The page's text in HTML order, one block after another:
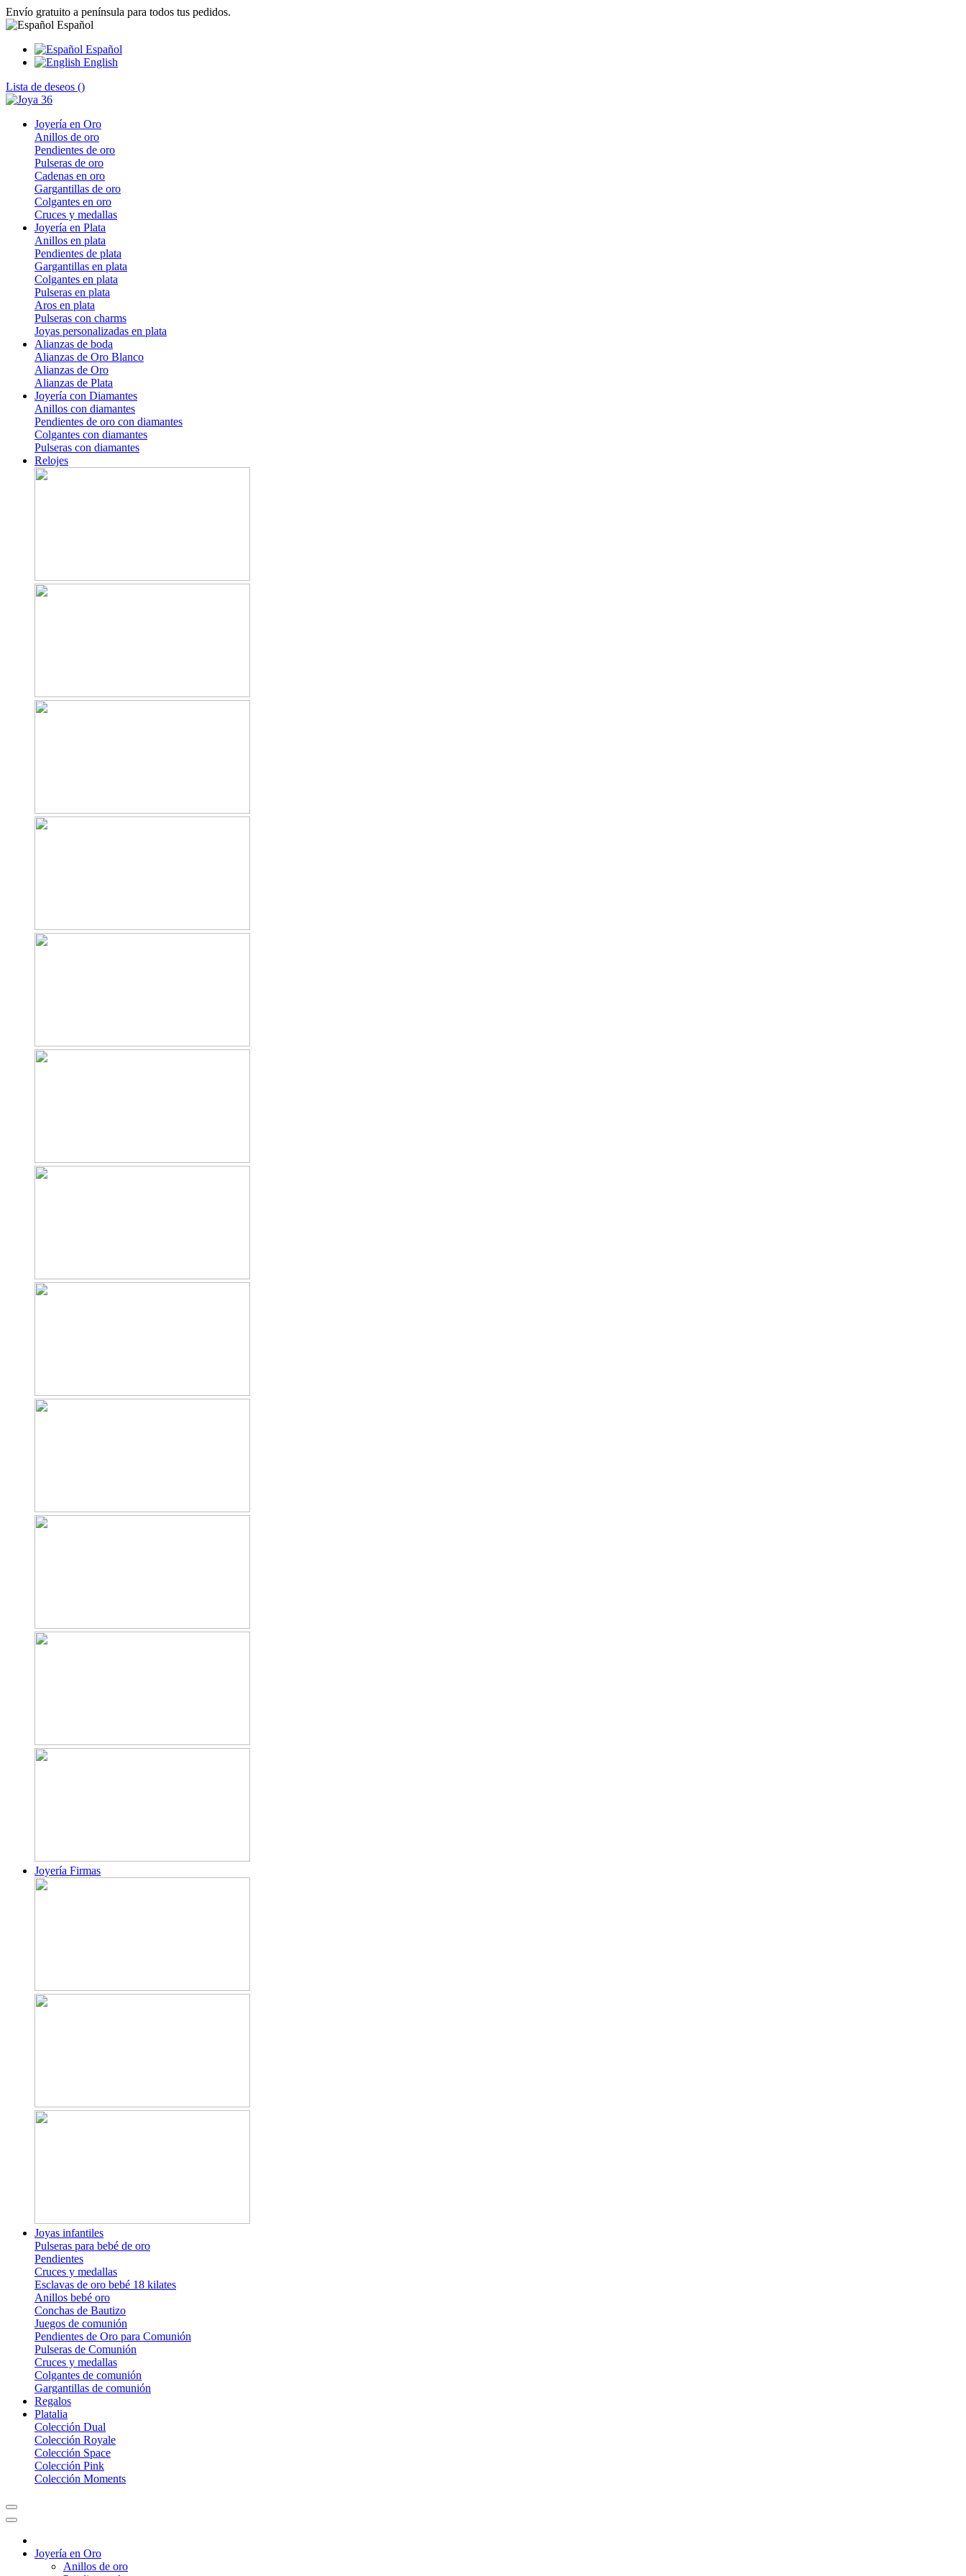
Envío gratuito a península para todos tus pedidos.
Español
Español
English
Lista de deseos ()
Joyería en Oro
Anillos de oro
Pendientes de oro
Pulseras de oro
Cadenas en oro
Gargantillas de oro
Colgantes en oro
Cruces y medallas
Joyería en Plata
Anillos en plata
Pendientes de plata
Gargantillas en plata
Colgantes en plata
Pulseras en plata
Aros en plata
Pulseras con charms
Joyas personalizadas en plata
Alianzas de boda
Alianzas de Oro Blanco
Alianzas de Oro
Alianzas de Plata
Joyería con Diamantes
Anillos con diamantes
Pendientes de oro con diamantes
Colgantes con diamantes
Pulseras con diamantes
Relojes
Joyería Firmas
Joyas infantiles
Pulseras para bebé de oro
Pendientes
Cruces y medallas
Esclavas de oro bebé 18 kilates
Anillos bebé oro
Conchas de Bautizo
Juegos de comunión
Pendientes de Oro para Comunión
Pulseras de Comunión
Cruces y medallas
Colgantes de comunión
Gargantillas de comunión
Regalos
Platalia
Colección Dual
Colección Royale
Colección Space
Colección Pink
Colección Moments
Joyería en Oro
Anillos de oro